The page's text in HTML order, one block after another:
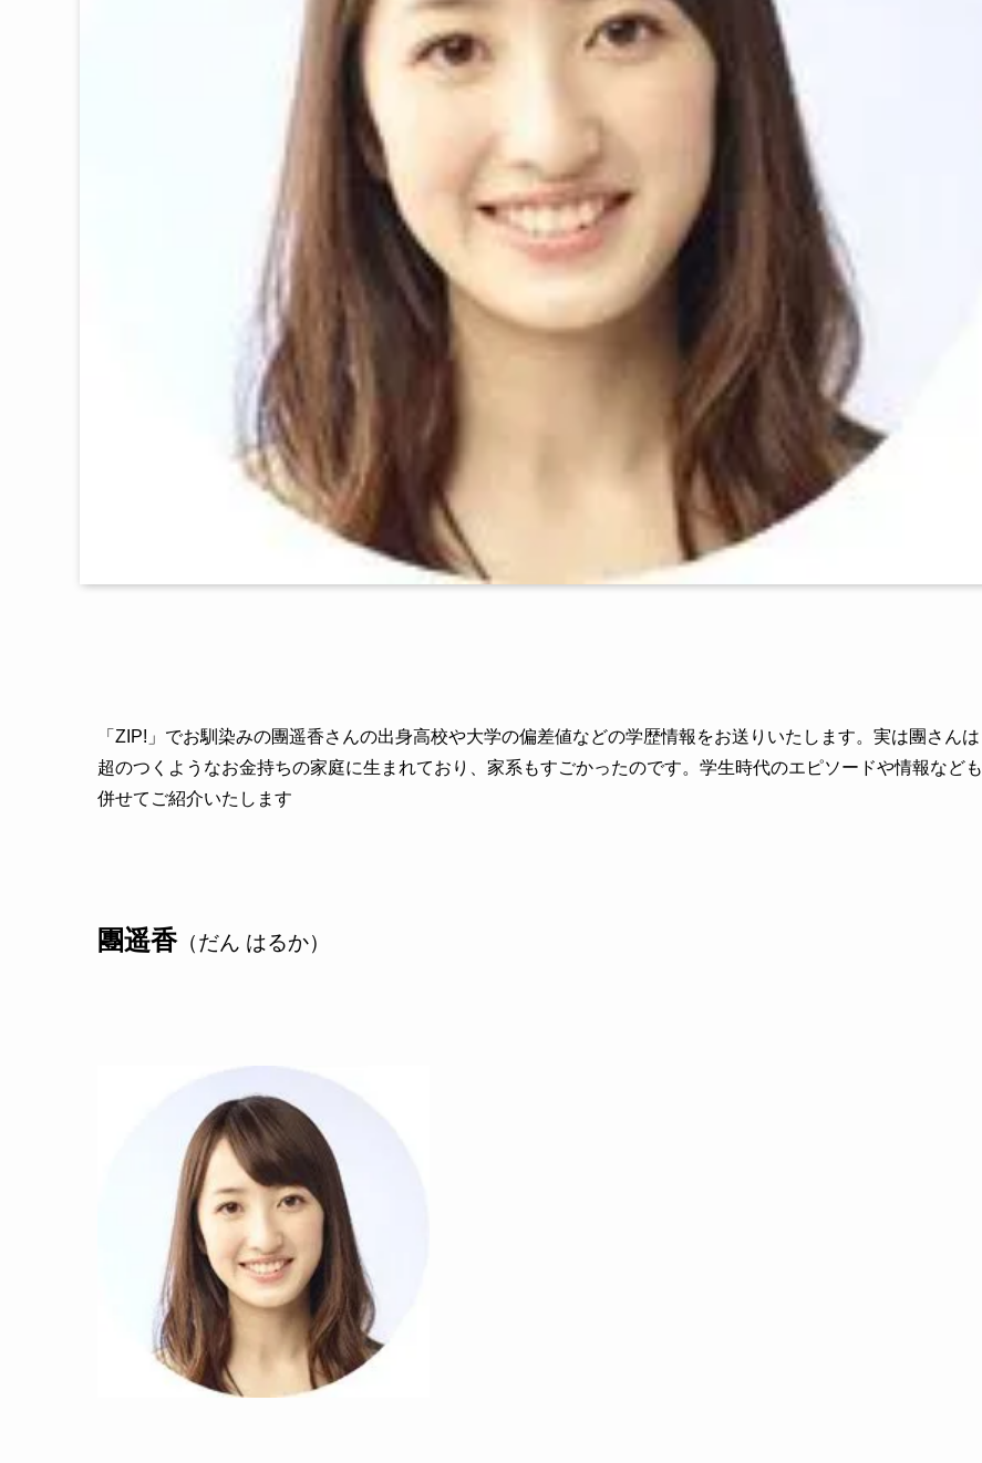
「ZIP!」でお馴染みの團遥香さんの出身高校や大学の偏差値などの学歴情報をお送りいたします。実は團さんは
超のつくようなお金持ちの家庭に生まれており、家系もすごかったのです。学生時代のエピソードや情報なども
併せてご紹介いたします
團遥香（だん はるか）